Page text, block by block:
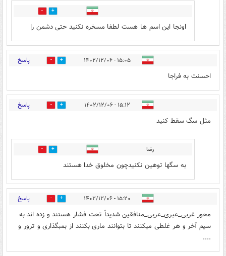
0
اونجا این اسم ها هست‌ لطفا مسخره نکنید حتی دشمن را
۱۵:۰۵ - ۱۴۰۲/۱۲/۰۶ 9 پاسخ
احسنت به فراجا
۱۵:۱۲ - ۱۴۰۲/۱۲/۰۶ 7 پاسخ
مثل سگ سقط کنید
رضا 0
به سگها توهین نکنیدچون مخلوق خدا هستند
۱۵:۲۰ - ۱۴۰۲/۱۲/۰۶ 7 پاسخ
محور غربی_عبری_عربی_منافقین شدیداً تحت فشار هستند و زده اند به
سیم آخر و هر غلطی میکنند تا بتوانند ماری بکنند از بمبگذاری و ترور و
.‌...